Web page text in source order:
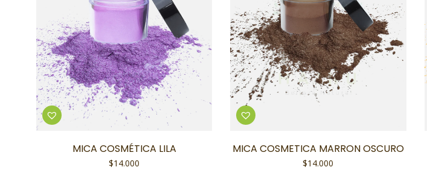
MICA COSMÉTICA LILA
$14.000
MICA COSMETICA MARRON OSCURO
$14.000